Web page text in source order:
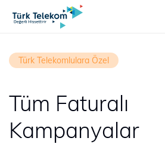
Türk Telekomlulara Özel
Tüm Faturalı
Kampanyalar